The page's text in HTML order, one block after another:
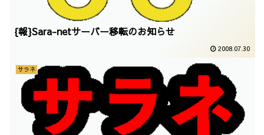
{報}Sara-netサーバー移転のお知らせ
2008.07.30
サラネ